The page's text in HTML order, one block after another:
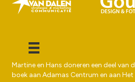
Martine en Hans doneren een deel van
boek aan Adamas Centrum en aan Het